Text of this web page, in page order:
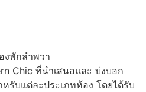
งพักลำพวา
Chic ที่นำเสนอและ บ่งบอก
รับแต่ละประเภทห้อง โดยได้รับ